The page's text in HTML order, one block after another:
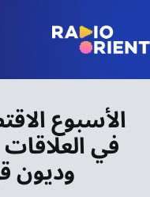
content
الأسبوع
في
وديون